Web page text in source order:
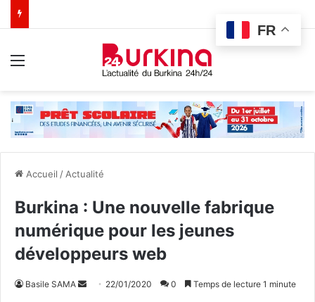
Accueil / Actualité
Burkina : Une nouvelle fabrique
numérique pour les jeunes
développeurs web
Basile SAMA 22/01/2020 0 Temps de lecture 1 minute
FR